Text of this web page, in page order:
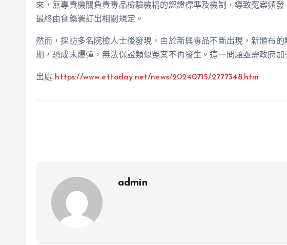
來，無專責機關負責毒品檢驗機構的認證標準及機制，導致冤案頻
最終由食藥署訂出相關規定。
然而，採訪多名院檢人士後發現，由於新興毒品不斷出現，新頒布
期，恐成未爆彈，無法保證類似冤案不再發生。這一問題亟需政府
出處 https://www.ettoday.net/news/20240715/2777348.htm
admin